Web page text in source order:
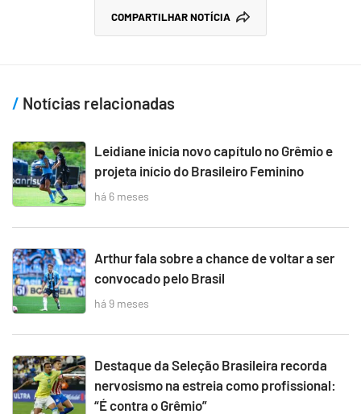
COMPARTILHAR NOTÍCIA
Notícias relacionadas
Leidiane inicia novo capítulo no Grêmio e
projeta início do Brasileiro Feminino
há 6 meses
Arthur fala sobre a chance de voltar a ser
convocado pelo Brasil
há 9 meses
Destaque da Seleção Brasileira recorda
nervosismo na estreia como profissional:
“É contra o Grêmio”